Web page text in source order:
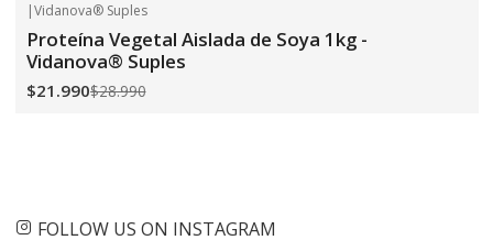
-24% OFF
|Vidanova® Suples
Proteína Vegetal Aislada de Soya 1kg -
Vidanova® Suples
$21.990$28.990
FOLLOW US ON INSTAGRAM